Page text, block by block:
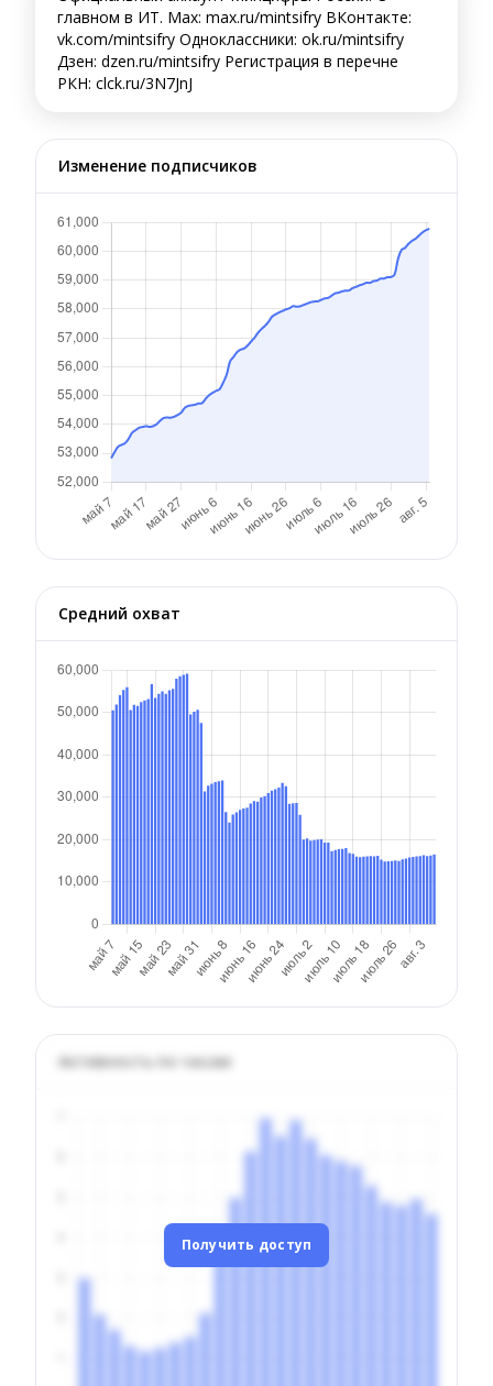
главном в ИТ. Max: max.ru/mintsifry ВКонтакте:
vk.com/mintsifry Одноклассники: ok.ru/mintsifry
Дзен: dzen.ru/mintsifry Регистрация в перечне
РКН: clck.ru/3N7JnJ
Изменение подписчиков
Средний охват
Активность по часам
Получить доступ